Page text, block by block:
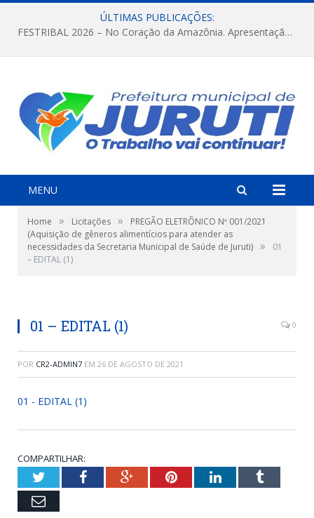
ÚLTIMAS PUBLICAÇÕES:
FESTRIBAL 2026 – No Coração da Amazônia. Apresentação da Munduruku.
MENU
Home » Licitações »
PREGÃO ELETRÕNICO Nº 001/2021
(Aquisição de gêneros alimentícios para atender as
necessidades da Secretaria Municipal de Saúde de Juruti) »
01
– EDITAL (1)
01 – EDITAL (1) 0
POR CR2-ADMIN7 EM 26 DE AGOSTO DE 2021
01 - EDITAL (1)
COMPARTILHAR:
TwitterFacebookGoogle+PinterestLinkedInTumblr
Email